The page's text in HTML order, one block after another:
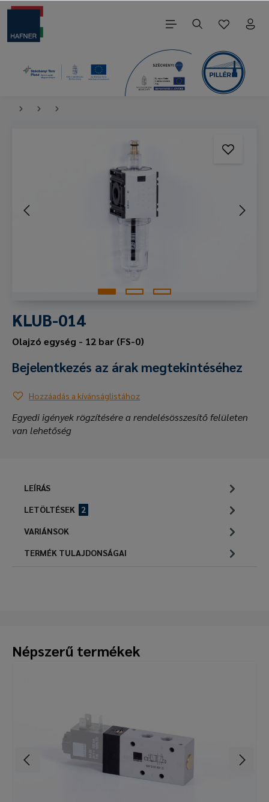
KLUB-014
Olajzó egység - 12 bar (FS-0)
Bejelentkezés az árak megtekintéséhez
Hozzáadás a kívánságlistához
Egyedi igények rögzítésére a rendelésösszesítő felületen
van lehetőség
LEÍRÁS
LETÖLTÉSEK
2
VARIÁNSOK
TERMÉK TULAJDONSÁGAI
Népszerű termékek